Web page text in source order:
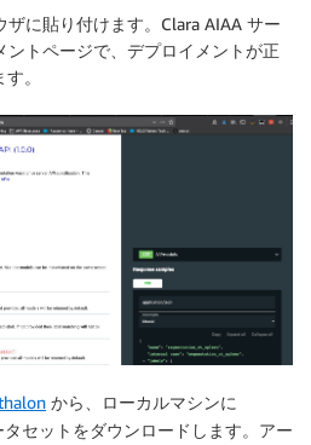
ザに貼り付けます。Clara AIAA サー
ントページで、デプロイメントが正
。
から、ローカルマシンに
タセットをダウンロードします。アー